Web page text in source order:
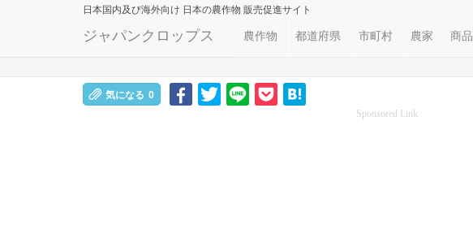
日本国内及び海外向け 日本の農作物 販売促進サイト
ジャパンクロップス 農作物 都道府県 市町村 農家 商品
気になる 0
Sponsored Link